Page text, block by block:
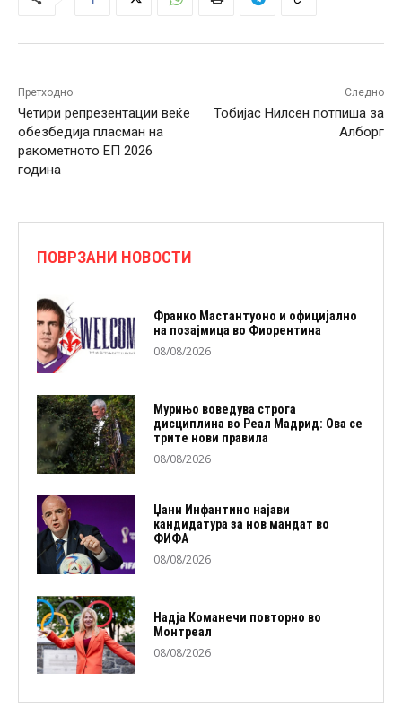
Претходно
Четири репрезентации веќе
обезбедија пласман на
ракометното ЕП 2026
година
Следно
Тобијас Нилсен потпиша за
Алборг
ПОВРЗАНИ НОВОСТИ
Франко Мастантуоно и официјално
на позајмица во Фиорентина
08/08/2026
Мурињо воведува строга
дисциплина во Реал Мадрид: Ова се
трите нови правила
08/08/2026
Џани Инфантино најави
кандидатура за нов мандат во
ФИФА
08/08/2026
Надја Команечи повторно во
Монтреал
08/08/2026